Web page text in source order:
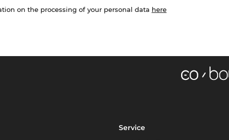
on the processing of your personal data here
Service